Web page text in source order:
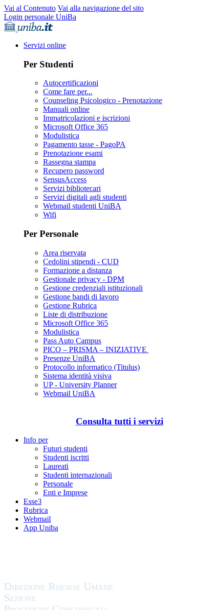
Vai al Contenuto Vai alla navigazione del sito
Login personale UniBa
Servizi online
Per Studenti
Autocertificazioni
Come fare per...
Counseling Psicologico - Prenotazione
Manuali online
Immatricolazioni e iscrizioni
Microsoft Office 365
Modulistica
Pagamento tasse - PagoPA
Prenotazione esami
Rassegna stampa
Recupero password
SensusAccess
Servizi bibliotecari
Servizi digitali agli studenti
Webmail studenti UniBA
Wifi
Per Personale
Area riservata
Cedolini stipendi - CUD
Formazione a distanza
Gestionale privacy - DPM
Gestione credenziali istituzionali
Gestione bandi di lavoro
Gestione Rubrica
Liste di distribuzione
Microsoft Office 365
Modulistica
Pass Auto Campus
PICO – PRISMA – INIZIATIVE
Presenze UniBA
Protocollo informatico (Titulus)
Sistema identità visiva
UP - University Planner
Webmail UniBA
Consulta tutti i servizi
Info per
Futuri studenti
Studenti iscritti
Laureati
Studenti internazionali
Personale
Enti e Imprese
Esse3
Rubrica
Webmail
App Uniba